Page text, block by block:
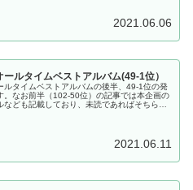
2021.06.06
ールタイムベストアルバム(49-1位）
ルタイムベストアルバムの後半、49-1位の発
。なお前半（102-50位）の記事では本企画の
なども記載しており、未読であればそちらも
2021.06.11